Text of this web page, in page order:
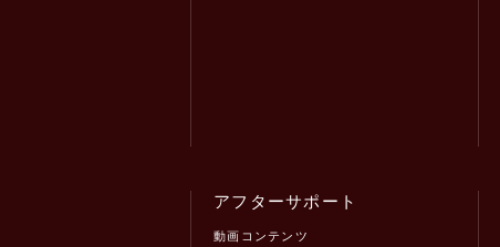
アフターサポート
動画コンテンツ